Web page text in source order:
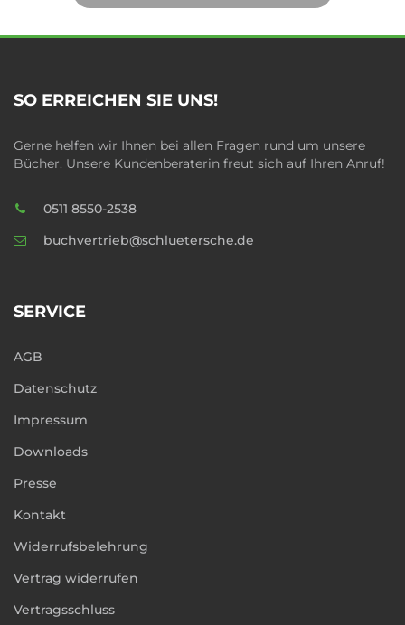
SO ERREICHEN SIE UNS!
Gerne helfen wir Ihnen bei allen Fragen rund um unsere
Bücher. Unsere Kundenberaterin freut sich auf Ihren Anruf!
0511 8550-2538
buchvertrieb@schluetersche.de
SERVICE
AGB
Datenschutz
Impressum
Downloads
Presse
Kontakt
Widerrufsbelehrung
Vertrag widerrufen
Vertragsschluss